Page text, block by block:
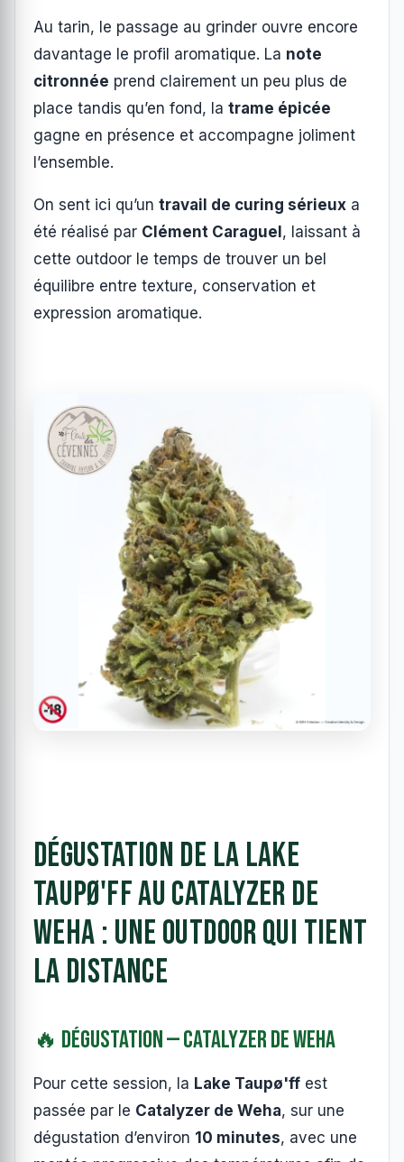
Au tarin, le passage au grinder ouvre encore
davantage le profil aromatique. La note
citronnée prend clairement un peu plus de
place tandis qu’en fond, la trame épicée
gagne en présence et accompagne joliment
l’ensemble.
On sent ici qu’un travail de curing sérieux a
été réalisé par Clément Caraguel, laissant à
cette outdoor le temps de trouver un bel
équilibre entre texture, conservation et
expression aromatique.
Dégustation de la Lake
Taupø'ff au Catalyzer de
Weha : une outdoor qui tient
la distance
🔥 Dégustation — Catalyzer de Weha
Pour cette session, la Lake Taupø'ff est
passée par le Catalyzer de Weha, sur une
dégustation d’environ 10 minutes, avec une